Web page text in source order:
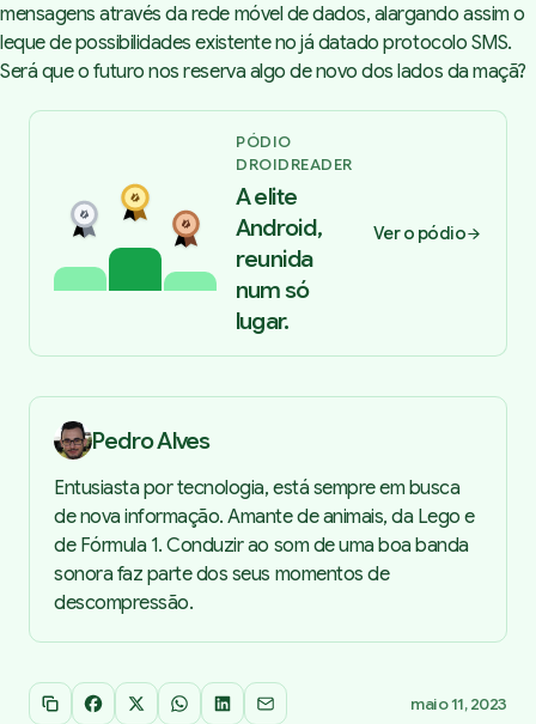
mensagens através da rede móvel de dados, alargando assim o
leque de possibilidades existente no já datado protocolo SMS.
Será que o futuro nos reserva algo de novo dos lados da maçã?
PÓDIO
DROIDREADER
A elite
Android,
reunida
num só
lugar.
Ver o pódio
Pedro Alves
Entusiasta por tecnologia, está sempre em busca
de nova informação. Amante de animais, da Lego e
de Fórmula 1. Conduzir ao som de uma boa banda
sonora faz parte dos seus momentos de
descompressão.
Copiar link
Facebook
X WhatsApp
LinkedInEmail maio 11, 2023